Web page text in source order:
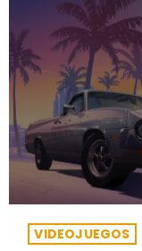
VIDEOJUEGOS